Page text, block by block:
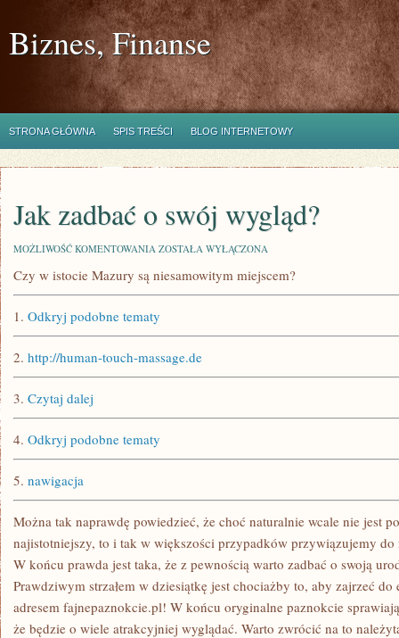
Biznes, Finanse
STRONA GŁÓWNA SPIS TREŚCI BLOG INTERNETOWY
Jak zadbać o swój wygląd?
MOŻLIWOŚĆ KOMENTOWANIA JAK
O
ZOSTAŁA WYŁĄCZONA
Czy w istocie Mazury są niesamowitym miejscem?
1. Odkryj podobne tematy
2. http://human-touch-massage.de
3. Czytaj dalej
4. Odkryj podobne tematy
5. nawigacja
Można tak naprawdę powiedzieć, że choć naturalnie wcale nie jest
najistotniejszy, to i tak w większości przypadków przywiązujemy
W końcu prawda jest taka, że z pewnością warto zadbać o swoją
Prawdziwym strzałem w dziesiątkę jest chociażby to, aby zajrzeć
adresem fajnepaznokcie.pl! W końcu oryginalne paznokcie
że będzie o wiele atrakcyjniej wyglądać. Warto zwrócić na to